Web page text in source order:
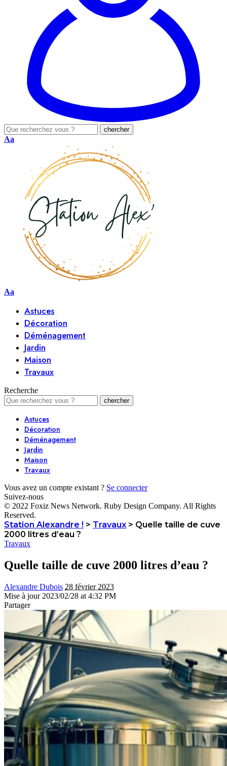
Aa
Aa
Astuces
Décoration
Déménagement
Jardin
Maison
Travaux
Recherche
Astuces
Décoration
Déménagement
Jardin
Maison
Travaux
Vous avez un compte existant ? Se connecter
Suivez-nous
© 2022 Foxiz News Network. Ruby Design Company. All Rights
Reserved.
Station Alexandre ! > Travaux > Quelle taille de cuve
2000 litres d’eau ?
Travaux
Quelle taille de cuve 2000 litres d’eau ?
Alexandre Dubois 28 février 2023
Mise à jour 2023/02/28 at 4:32 PM
Partager